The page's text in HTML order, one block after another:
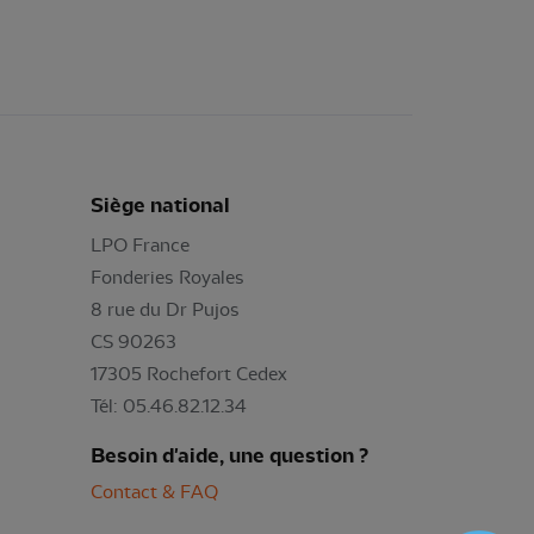
Siège national
LPO France
Fonderies Royales
8 rue du Dr Pujos
CS 90263
17305 Rochefort Cedex
Tél: 05.46.82.12.34
Besoin d'aide, une question ?
Contact & FAQ